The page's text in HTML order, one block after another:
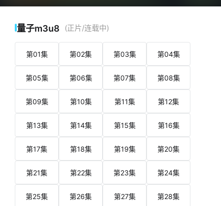
亦接连浮出水面。当罪恶的魔爪伸向杜王町之时，东方仗助愿
意以自己的生命为代价，保护这片他热爱的土地。
量子m3u8 (正片/连载中)
第01集 第02集 第03集 第04集
第05集 第06集 第07集 第08集
第09集 第10集 第11集 第12集
第13集 第14集 第15集 第16集
第17集 第18集 第19集 第20集
第21集 第22集 第23集 第24集
第25集 第26集 第27集 第28集